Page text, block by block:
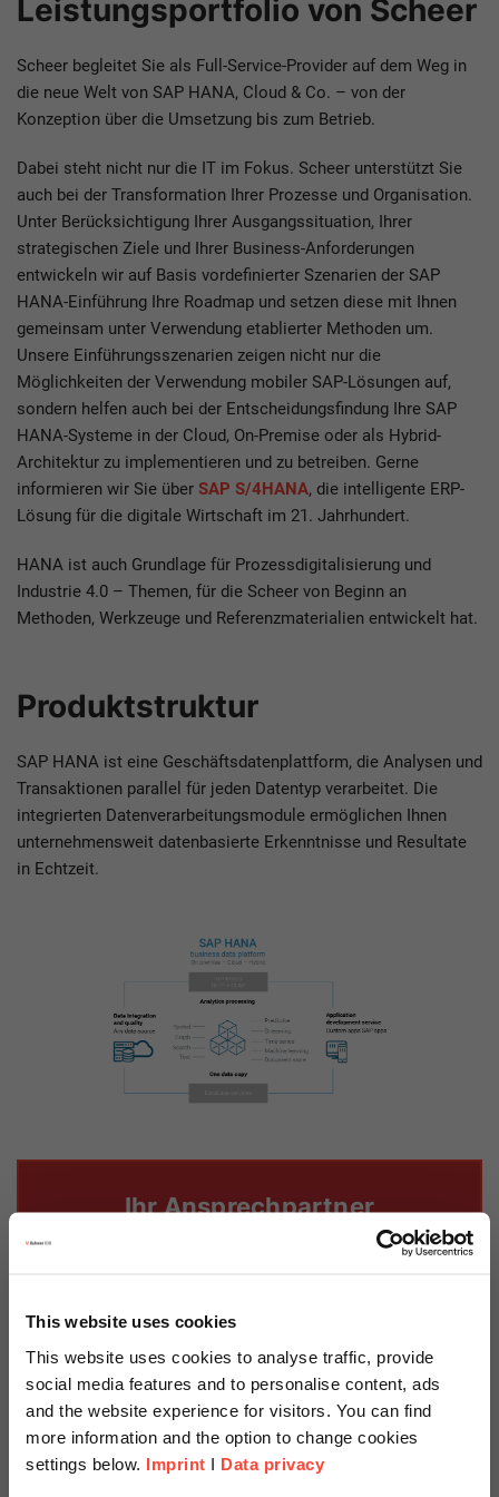
This website uses cookies
This website uses cookies to analyse traffic, provide
social media features and to personalise content, ads
and the website experience for visitors. You can find
more information and the option to change cookies
settings below. Imprint I Data privacy
Leistungsportfolio von Scheer
Scheer begleitet Sie als Full-Service-Provider auf dem Weg in
die neue Welt von SAP HANA, Cloud & Co. – von der
Konzeption über die Umsetzung bis zum Betrieb.
Dabei steht nicht nur die IT im Fokus. Scheer unterstützt Sie
auch bei der Transformation Ihrer Prozesse und Organisation.
Unter Berücksichtigung Ihrer Ausgangssituation, Ihrer
strategischen Ziele und Ihrer Business-Anforderungen
entwickeln wir auf Basis vordefinierter Szenarien der SAP
HANA-Einführung Ihre Roadmap und setzen diese mit Ihnen
gemeinsam unter Verwendung etablierter Methoden um.
Unsere Einführungsszenarien zeigen nicht nur die
Möglichkeiten der Verwendung mobiler SAP-Lösungen auf,
sondern helfen auch bei der Entscheidungsfindung Ihre SAP
HANA-Systeme in der Cloud, On-Premise oder als Hybrid-
Architektur zu implementieren und zu betreiben. Gerne
informieren wir Sie über SAP S/4HANA, die intelligente ERP-
Lösung für die digitale Wirtschaft im 21. Jahrhundert.
HANA ist auch Grundlage für Prozessdigitalisierung und
Industrie 4.0 – Themen, für die Scheer von Beginn an
Methoden, Werkzeuge und Referenzmaterialien entwickelt hat.
Produktstruktur
SAP HANA ist eine Geschäftsdatenplattform, die Analysen und
Transaktionen parallel für jeden Datentyp verarbeitet. Die
integrierten Datenverarbeitungsmodule ermöglichen Ihnen
unternehmensweit datenbasierte Erkenntnisse und Resultate
in Echtzeit.
Ihr Ansprechpartner
Matthias Foss